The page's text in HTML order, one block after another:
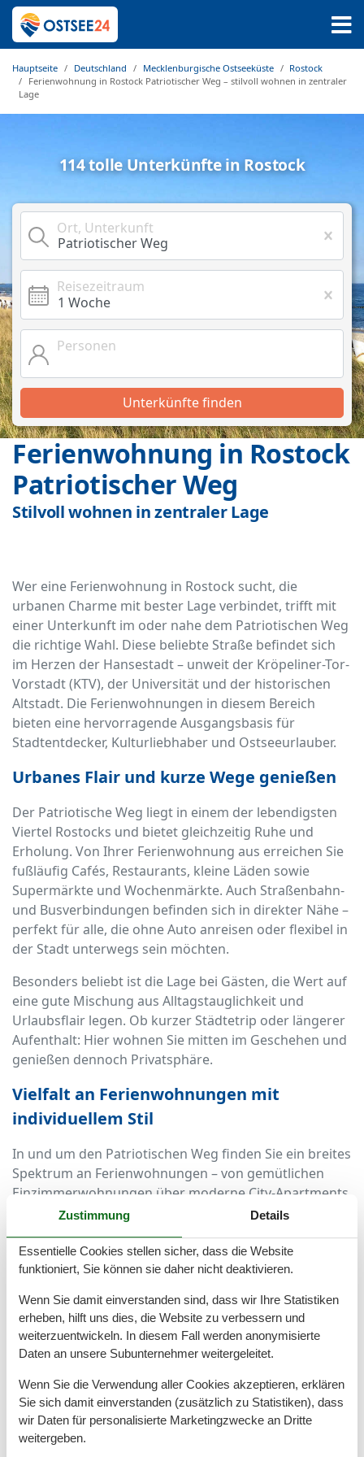
Hauptseite Deutschland Mecklenburgische Ostseeküste
Rostock
Ferienwohnung in Rostock Patriotischer Weg – stilvoll wohnen in zentraler
Lage
114 tolle Unterkünfte in Rostock
Ort, Unterkunft
Reisezeitraum
Personen
Unterkünfte finden
Ferienwohnung in Rostock
Patriotischer Weg
Stilvoll wohnen in zentraler Lage
Wer eine Ferienwohnung in Rostock sucht, die
urbanen Charme mit bester Lage verbindet, trifft mit
einer Unterkunft im oder nahe dem Patriotischen Weg
die richtige Wahl. Diese beliebte Straße befindet sich
im Herzen der Hansestadt – unweit der Kröpeliner-Tor-
Vorstadt (KTV), der Universität und der historischen
Altstadt. Die Ferienwohnungen in diesem Bereich
bieten eine hervorragende Ausgangsbasis für
Stadtentdecker, Kulturliebhaber und Ostseeurlauber.
Urbanes Flair und kurze Wege genießen
Der Patriotische Weg liegt in einem der lebendigsten
Viertel Rostocks und bietet gleichzeitig Ruhe und
Erholung. Von Ihrer Ferienwohnung aus erreichen Sie
fußläufig Cafés, Restaurants, kleine Läden sowie
Supermärkte und Wochenmärkte. Auch Straßenbahn-
und Busverbindungen befinden sich in direkter Nähe –
perfekt für alle, die ohne Auto anreisen oder flexibel in
der Stadt unterwegs sein möchten.
Besonders beliebt ist die Lage bei Gästen, die Wert auf
eine gute Mischung aus Alltagstauglichkeit und
Urlaubsflair legen. Ob kurzer Städtetrip oder längerer
Aufenthalt: Hier wohnen Sie mitten im Geschehen und
genießen dennoch Privatsphäre.
Vielfalt an Ferienwohnungen mit
individuellem Stil
In und um den Patriotischen Weg finden Sie ein breites
Spektrum an Ferienwohnungen – von gemütlichen
Einzimmerwohnungen über moderne City-Apartments
bis hin zu großzügigen Altbauwohnungen für Familien.
Gebäuden mit schöner Fassade, hohen Decken und
charmanten Details.
Die Ausstattung ist in der Regel hochwertig und bietet
alles, was Sie für einen komfortablen Aufenthalt
benötigen – ideal für Selbstversorger, Paare oder
kleine Gruppen.
Rostock erleben – direkt vor der Haustür
Ein weiterer Pluspunkt dieser Lage: Viele Highlights
Zustimmung Details
Essentielle Cookies stellen sicher, dass die Website
funktioniert, Sie können sie daher nicht deaktivieren.
Wenn Sie damit einverstanden sind, dass wir Ihre Statistiken
erheben, hilft uns dies, die Website zu verbessern und
weiterzuentwickeln. In diesem Fall werden anonymisierte
Daten an unsere Subunternehmer weitergeleitet.
Wenn Sie die Verwendung aller Cookies akzeptieren, erklären
Sie sich damit einverstanden (zusätzlich zu Statistiken), dass
wir Daten für personalisierte Marketingzwecke an Dritte
weitergeben.